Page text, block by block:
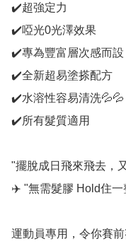
✔️超強定力
✔️啞光0光澤效果
✔️專為豐富層次感而設
✔️全新超易塗搽配方
✔️水溶性容易清洗💦💦
✔️所有髮質適用
"擺脫成日飛來飛去
✈️ "無需髮膠 Hold住一
運動員專用，令你賽